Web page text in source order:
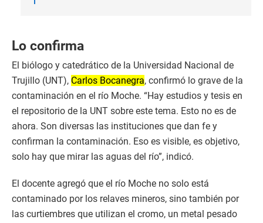
Lo confirma
El biólogo y catedrático de la Universidad Nacional de
Trujillo (UNT), Carlos Bocanegra, confirmó lo grave de la
contaminación en el río Moche. “Hay estudios y tesis en
el repositorio de la UNT sobre este tema. Esto no es de
ahora. Son diversas las instituciones que dan fe y
confirman la contaminación. Eso es visible, es objetivo,
solo hay que mirar las aguas del río”, indicó.
El docente agregó que el río Moche no solo está
contaminado por los relaves mineros, sino también por
las curtiembres que utilizan el cromo, un metal pesado